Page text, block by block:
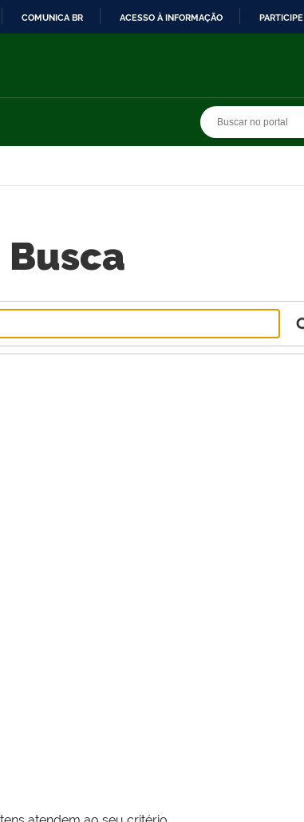
COMUNICA BR ACESSO À INFORMAÇÃO PARTICIPE
Busca